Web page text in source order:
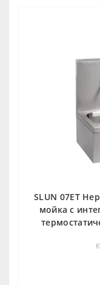
SLUN 07ET
мойка с